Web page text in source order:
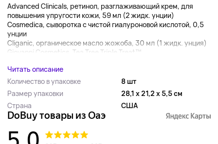
Advanced Clinicals, ретинол, разглаживающий крем, для
повышения упругости кожи, 59 мл (2 жидк. унции)
Cosmedica, сыворотка с чистой гиалуроновой кислотой, 0,5
унции
Cliganic, органическое масло жожоба, 30 мл (1 жидк. унция)
Giovanni Cosmetics, Tea Tree Triple Treat™,...
Читать описание
Количество в упаковке
8 шт
Размер упаковки
28,1 x 21,2 x 5,5 см
Страна
США